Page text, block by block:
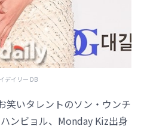
デイリー DB
笑いタレントのソン・ウンチ
ンビョル、Monday Kiz出身